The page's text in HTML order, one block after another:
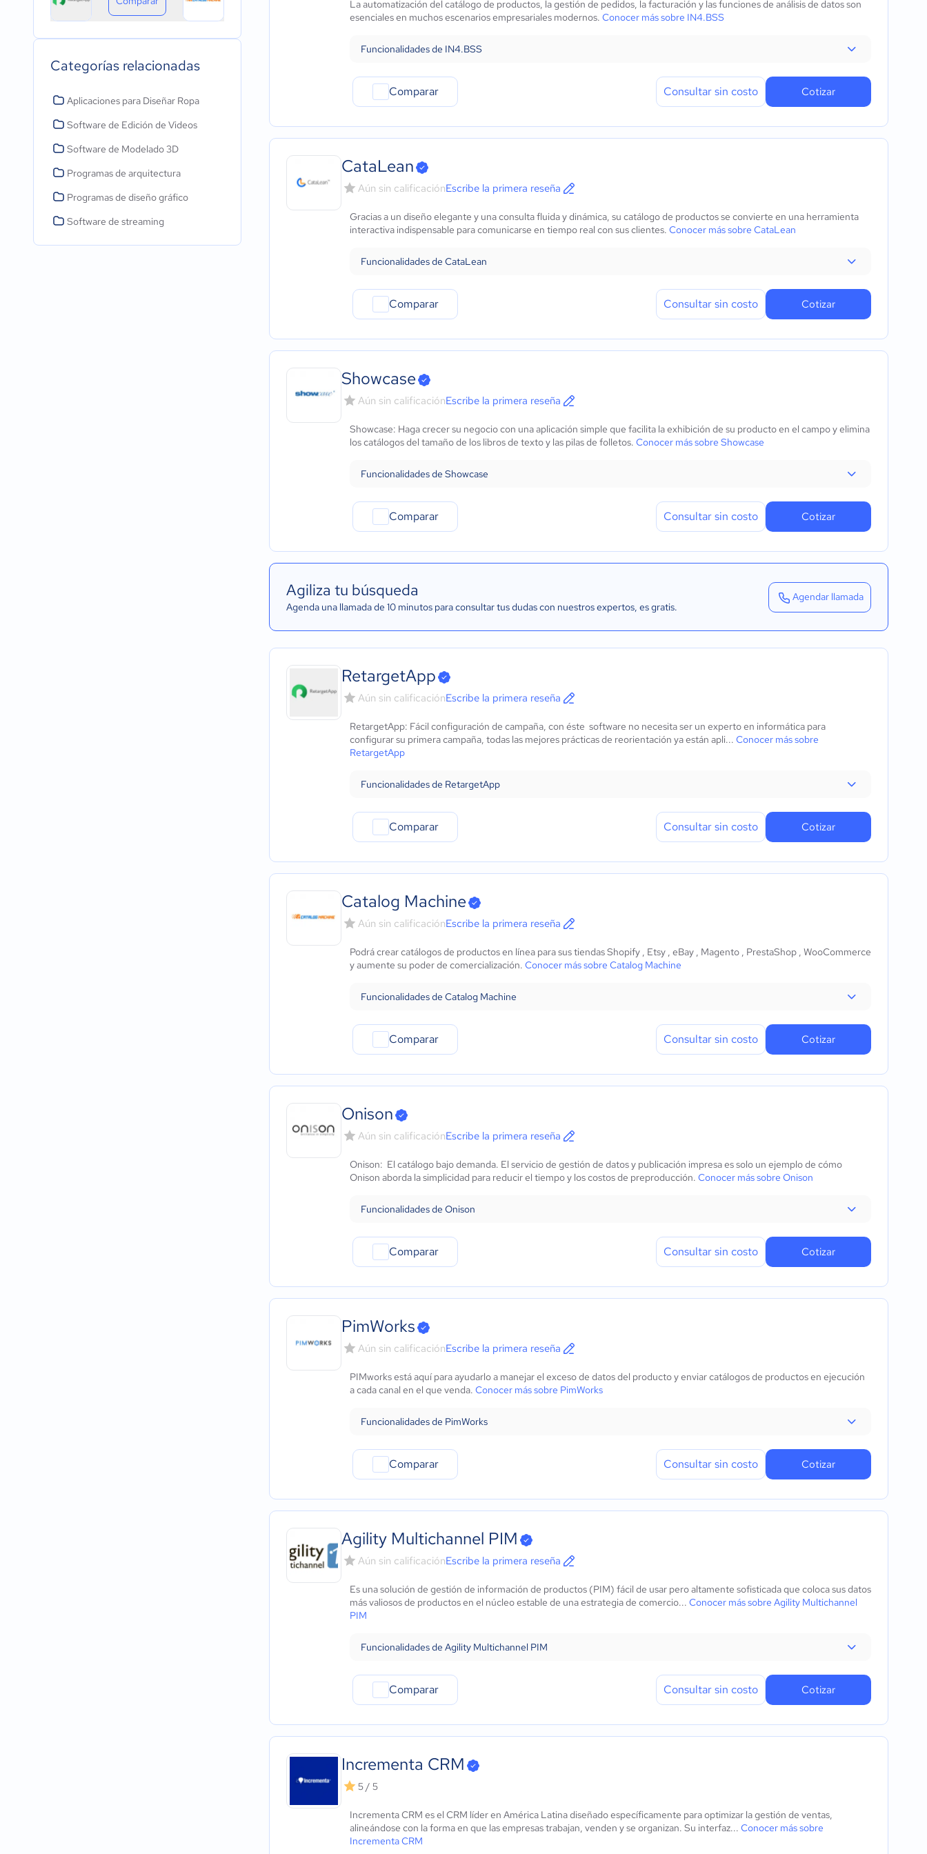
Automotriz
Metales y Minería
Recursos Humanos
Gastronomía
Aeroespacial y defensa
Turismo
Contabilidad
Moda y textiles
Categorías relacionadas
Aplicaciones para Diseñar Ropa
Software de Edición de Videos
Software de Modelado 3D
Programas de arquitectura
Programas de diseño gráfico
Software de streaming
La automatización del catálogo de productos, la gestión de pedidos, la facturación y las funciones de análisis de datos son
esenciales en muchos escenarios empresariales modernos. Conocer más sobre IN4.BSS
Funcionalidades de IN4.BSS
Comparar Consultar sin costo Cotizar
CataLean
Aún sin calificaciónEscribe la primera reseña
Gracias a un diseño elegante y una consulta fluida y dinámica, su catálogo de productos se convierte en una herramienta
interactiva indispensable para comunicarse en tiempo real con sus clientes. Conocer más sobre CataLean
Funcionalidades de CataLean
Comparar Consultar sin costo Cotizar
Showcase
Aún sin calificaciónEscribe la primera reseña
Showcase: Haga crecer su negocio con una aplicación simple que facilita la exhibición de su producto en el campo y elimina
los catálogos del tamaño de los libros de texto y las pilas de folletos. Conocer más sobre Showcase
Funcionalidades de Showcase
Comparar Consultar sin costo Cotizar
Agiliza tu búsqueda
Agenda una llamada de 10 minutos para consultar tus dudas con nuestros expertos, es gratis.
Agendar llamada
RetargetApp
Aún sin calificaciónEscribe la primera reseña
RetargetApp: Fácil configuración de campaña, con éste software no necesita ser un experto en informática para
configurar su primera campaña, todas las mejores prácticas de reorientación ya están apli... Conocer más sobre
RetargetApp
Funcionalidades de RetargetApp
Comparar Consultar sin costo Cotizar
Catalog Machine
Aún sin calificaciónEscribe la primera reseña
Podrá crear catálogos de productos en línea para sus tiendas Shopify , Etsy , eBay , Magento , PrestaShop , WooCommerce
y aumente su poder de comercialización. Conocer más sobre Catalog Machine
Funcionalidades de Catalog Machine
Comparar Consultar sin costo Cotizar
Onison
Aún sin calificaciónEscribe la primera reseña
Onison: El catálogo bajo demanda. El servicio de gestión de datos y publicación impresa es solo un ejemplo de cómo
Onison aborda la simplicidad para reducir el tiempo y los costos de preproducción. Conocer más sobre Onison
Funcionalidades de Onison
Comparar Consultar sin costo Cotizar
PimWorks
Aún sin calificaciónEscribe la primera reseña
PIMworks está aquí para ayudarlo a manejar el exceso de datos del producto y enviar catálogos de productos en ejecución
a cada canal en el que venda. Conocer más sobre PimWorks
Funcionalidades de PimWorks
Comparar Consultar sin costo Cotizar
Agility Multichannel PIM
Aún sin calificaciónEscribe la primera reseña
Es una solución de gestión de información de productos (PIM) fácil de usar pero altamente sofisticada que coloca sus datos
más valiosos de productos en el núcleo estable de una estrategia de comercio... Conocer más sobre Agility Multichannel
PIM
Funcionalidades de Agility Multichannel PIM
Comparar Consultar sin costo Cotizar
Incrementa CRM
5 / 5
Incrementa CRM es el CRM líder en América Latina diseñado específicamente para optimizar la gestión de ventas,
alineándose con la forma en que las empresas trabajan, venden y se organizan. Su interfaz... Conocer más sobre
Incrementa CRM